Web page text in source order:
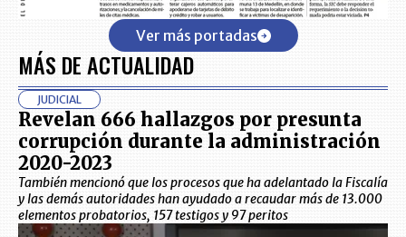
Ver más portadas
MÁS DE ACTUALIDAD
JUDICIAL
Revelan 666 hallazgos por presunta
corrupción durante la administración
2020-2023
También mencionó que los procesos que ha adelantado la Fiscalía
y las demás autoridades han ayudado a recaudar más de 13.000
elementos probatorios, 157 testigos y 97 peritos